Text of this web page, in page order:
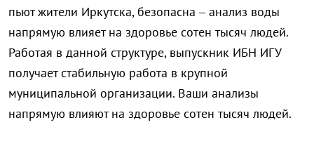
пьют жители Иркутска, безопасна – анализ воды
напрямую влияет на здоровье сотен тысяч людей.
Работая в данной структуре, выпускник ИБН ИГУ
получает стабильную работа в крупной
муниципальной организации. Ваши анализы
напрямую влияют на здоровье сотен тысяч людей.